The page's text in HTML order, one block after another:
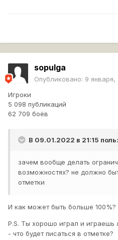
sopulga
Опубликовано: 9 января,
Игроки
5 098 публикаций
62 709 боёв
В 09.01.2022 в 21:15
зачем вообще делать
возможностях? не должно
отметки
И как может быть больше 100%?
P.S. Ты хорошо играл и
- что будет писаться в отметке?